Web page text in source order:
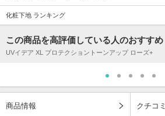
化粧下地 ランキング
この商品を高評価している人のおすすめ
UVイデア XL プロテクショントーンアップ ローズ+
商品情報 クチコミ